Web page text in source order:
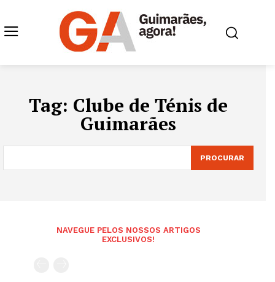
Tag: Clube de Ténis de
Guimarães
PROCURAR
NAVEGUE PELOS NOSSOS ARTIGOS
EXCLUSIVOS!